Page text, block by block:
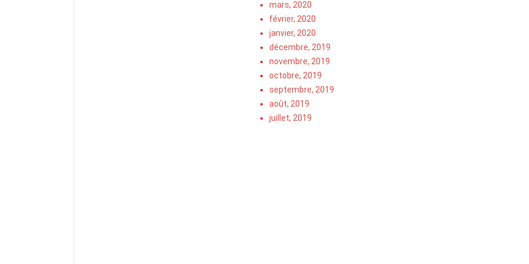
mars, 2020
février, 2020
janvier, 2020
décembre, 2019
novembre, 2019
octobre, 2019
septembre, 2019
août, 2019
juillet, 2019